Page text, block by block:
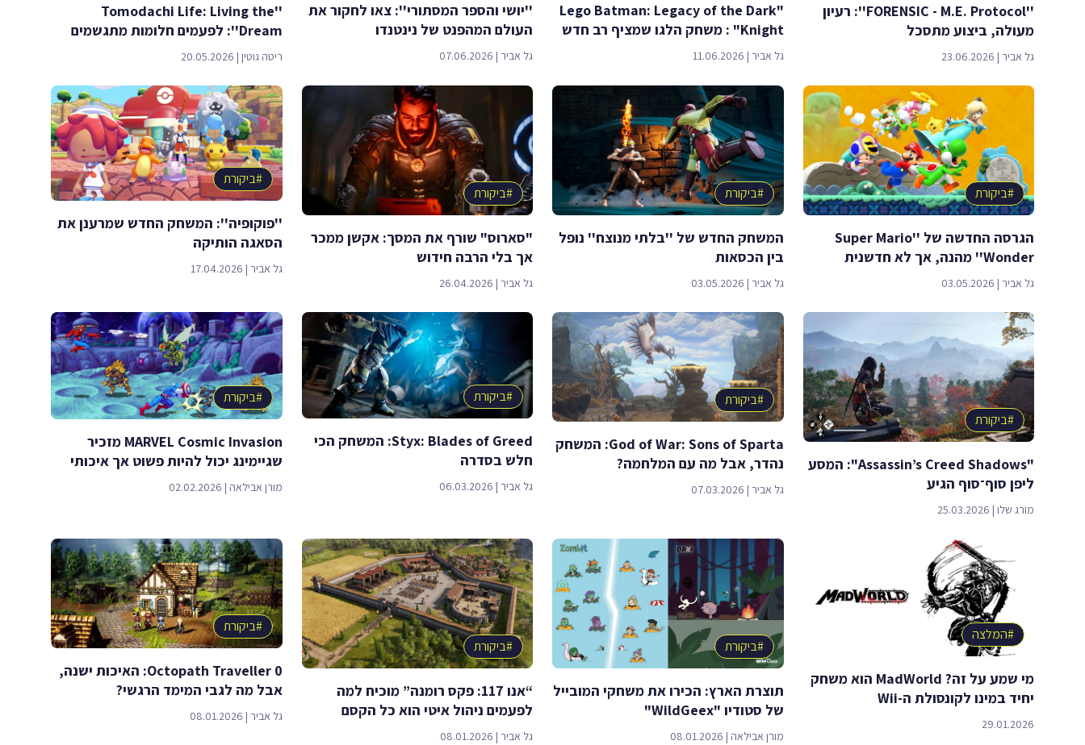
''FORENSIC - M.E. Protocol'': רעיון
מעולה, ביצוע מתסכל
גל אביר |
23.06.2026
"Lego Batman: Legacy of the Dark
Knight" : משחק הלגו שמציף רב חדש
גל אביר |
11.06.2026
''יושי והספר המסתורי'': צאו לחקור את
העולם המהפנט של נינטנדו
גל אביר |
07.06.2026
''Tomodachi Life: Living the
Dream'': לפעמים חלומות מתגשמים
ריטה גוטין |
20.05.2026
#ביקורת
הגרסה החדשה של ''Super Mario
Wonder'' מהנה, אך לא חדשנית
גל אביר |
03.05.2026
#ביקורת
המשחק החדש של ''בלתי מנוצח'' נופל
בין הכסאות
גל אביר |
03.05.2026
#ביקורת
"סארוס" שורף את המסך: אקשן ממכר
אך בלי הרבה חידוש
גל אביר |
26.04.2026
#ביקורת
''פוקופיה'': המשחק החדש שמרענן את
הסאגה הותיקה
גל אביר |
17.04.2026
#ביקורת
"Assassin’s Creed Shadows": המסע
ליפן סוף־סוף הגיע
מורג שלו |
25.03.2026
#ביקורת
God of War: Sons of Sparta: המשחק
נהדר, אבל מה עם המלחמה?
גל אביר |
07.03.2026
#ביקורת
Styx: Blades of Greed: המשחק הכי
חלש בסדרה
גל אביר |
06.03.2026
#ביקורת
MARVEL Cosmic Invasion מזכיר
שגיימינג יכול להיות פשוט אך איכותי
מורן אבילאה |
02.02.2026
#המלצה
מי שמע על זה? MadWorld הוא משחק
יחיד במינו לקונסולת ה-Wii
29.01.2026
#ביקורת
תוצרת הארץ: הכירו את משחקי המובייל
של סטודיו "WildGeex"
מורן אבילאה |
08.01.2026
#ביקורת
“אנו 117: פקס רומנה” מוכיח למה
לפעמים ניהול איטי הוא כל הקסם
גל אביר |
08.01.2026
#ביקורת
Octopath Traveller 0: האיכות ישנה,
אבל מה לגבי המימד הרגשי?
גל אביר |
08.01.2026